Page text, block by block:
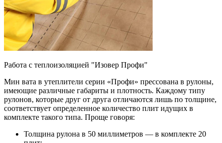
Работа с теплоизоляцией "Изовер Профи"
Мин вата в утеплители серии «Профи» прессована в рулоны,
имеющие различные габариты и плотность. Каждому типу
рулонов, которые друг от друга отличаются лишь по толщине,
соответствует определенное количество плит идущих в
комплекте такого типа. Проще говоря:
Толщина рулона в 50 миллиметров — в комплекте 20